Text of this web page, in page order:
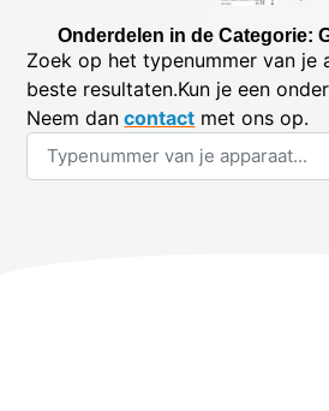
Onderdelen in de Categorie:
Zoek op het typenummer van je
beste resultaten.Kun je een
Neem dan contact met ons op.